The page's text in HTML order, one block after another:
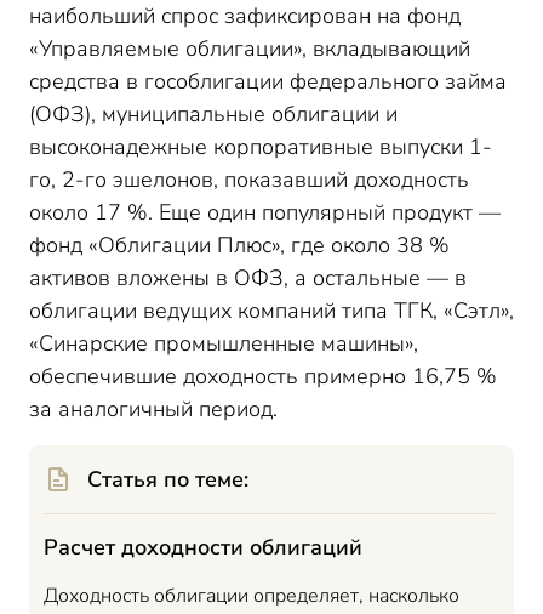
наибольший спрос зафиксирован на фонд
«Управляемые облигации», вкладывающий
средства в гособлигации федерального займа
(ОФЗ), муниципальные облигации и
высоконадежные корпоративные выпуски 1-
го, 2-го эшелонов, показавший доходность
около 17 %. Еще один популярный продукт —
фонд «Облигации Плюс», где около 38 %
активов вложены в ОФЗ, а остальные — в
облигации ведущих компаний типа ТГК, «Сэтл»,
«Синарские промышленные машины»,
обеспечившие доходность примерно 16,75 %
за аналогичный период.
Статья по теме:
Расчет доходности облигаций
Доходность облигации определяет, насколько